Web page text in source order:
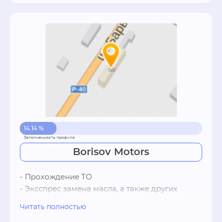
14.14 %
Borisov Motors
- Прохождение ТО
- Эксспрес замена масла, а также других
Читать полностью